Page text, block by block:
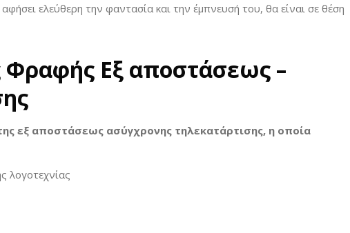
ελεύθερη την φαντασία και την έμπνευσή του, θα είναι σε θέση
Φραφής Εξ αποστάσεως –
εξ αποστάσεως ασύγχρονης τηλεκατάρτισης, η οποία
λογοτεχνίας